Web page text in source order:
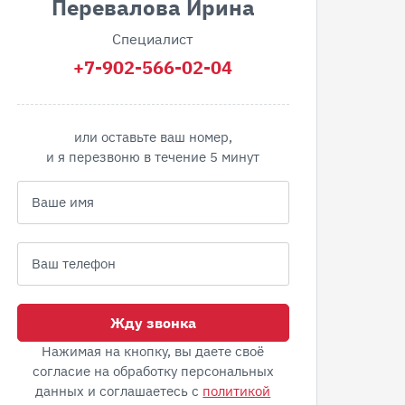
Перевалова Ирина
Специалист
+7-902-566-02-04
или оставьте ваш номер,
и я перезвоню в течение 5 минут
Жду звонка
Нажимая на кнопку, вы даете своё
согласие на обработку персональных
данных и соглашаетесь с политикой